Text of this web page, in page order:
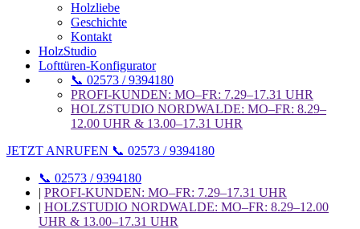
Holzliebe
Geschichte
Kontakt
HolzStudio
Lofttüren-Konfigurator
📞 02573 / 9394180
PROFI-KUNDEN: MO–FR: 7.29–17.31 UHR
HOLZSTUDIO NORDWALDE: MO–FR: 8.29–
12.00 UHR & 13.00–17.31 UHR
JETZT ANRUFEN 📞 02573 / 9394180
📞 02573 / 9394180
| PROFI-KUNDEN: MO–FR: 7.29–17.31 UHR
| HOLZSTUDIO NORDWALDE: MO–FR: 8.29–12.00
UHR & 13.00–17.31 UHR